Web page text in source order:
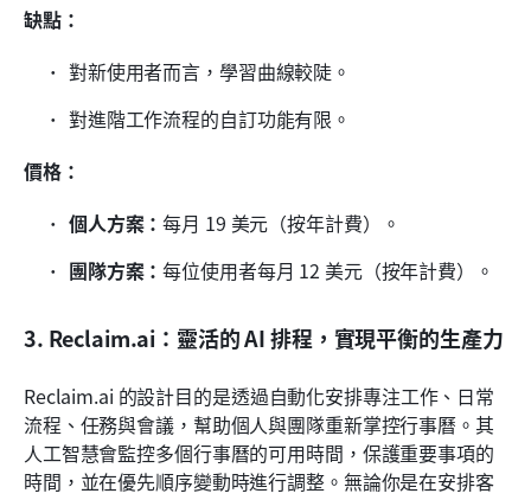
缺點：
對新使用者而言，學習曲線較陡。
對進階工作流程的自訂功能有限。
價格：
個人方案：每月 19 美元（按年計費）。
團隊方案：每位使用者每月 12 美元（按年計費）。
3. Reclaim.ai：靈活的 AI 排程，實現平衡的生產力
Reclaim.ai 的設計目的是透過自動化安排專注工作、日常
流程、任務與會議，幫助個人與團隊重新掌控行事曆。其
人工智慧會監控多個行事曆的可用時間，保護重要事項的
時間，並在優先順序變動時進行調整。無論你是在安排客